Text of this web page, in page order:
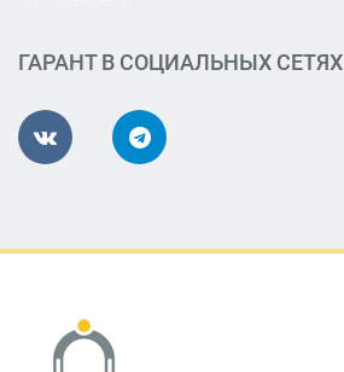
ГАРАНТ В СОЦИАЛЬНЫХ СЕТЯХ